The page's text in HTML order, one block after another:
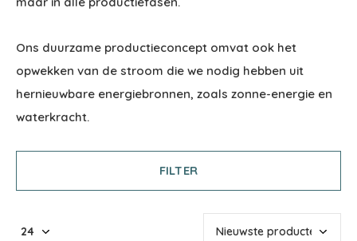
Ons duurzame productieconcept omvat ook het
opwekken van de stroom die we nodig hebben uit
hernieuwbare energiebronnen, zoals zonne-energie en
waterkracht.
FILTER